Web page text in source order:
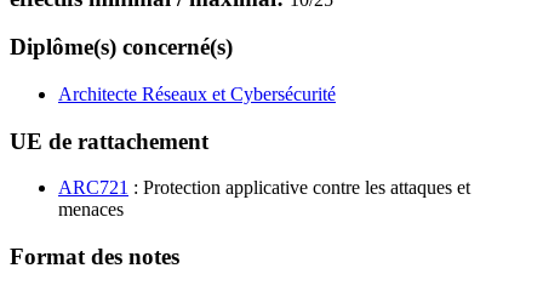
Diplôme(s) concerné(s)
Architecte Réseaux et Cybersécurité
UE de rattachement
ARC721 : Protection applicative contre les attaques et
menaces
Format des notes